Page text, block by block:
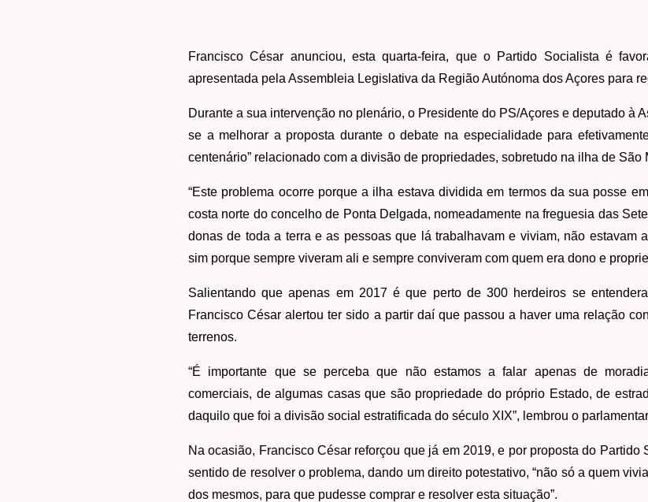
Francisco César anunciou, esta quarta-feira, que o Partido Socialista é
apresentada pela Assembleia Legislativa da Região Autónoma dos Açores para
Durante a sua intervenção no plenário, o Presidente do PS/Açores e deputado à
se a melhorar a proposta durante o debate na especialidade para
centenário” relacionado com a divisão de propriedades, sobretudo na ilha de São
“Este problema ocorre porque a ilha estava dividida em termos da sua posse
costa norte do concelho de Ponta Delgada, nomeadamente na freguesia das
donas de toda a terra e as pessoas que lá trabalhavam e viviam, não estavam
sim porque sempre viveram ali e sempre conviveram com quem era dono e
Salientando que apenas em 2017 é que perto de 300 herdeiros se
Francisco César alertou ter sido a partir daí que passou a haver uma relação
terrenos.
“É importante que se perceba que não estamos a falar apenas de
comerciais, de algumas casas que são propriedade do próprio Estado, de
daquilo que foi a divisão social estratificada do século XIX”, lembrou o
Na ocasião, Francisco César reforçou que já em 2019, e por proposta do
sentido de resolver o problema, dando um direito potestativo, “não só a quem
dos mesmos, para que pudesse comprar e resolver esta situação”.